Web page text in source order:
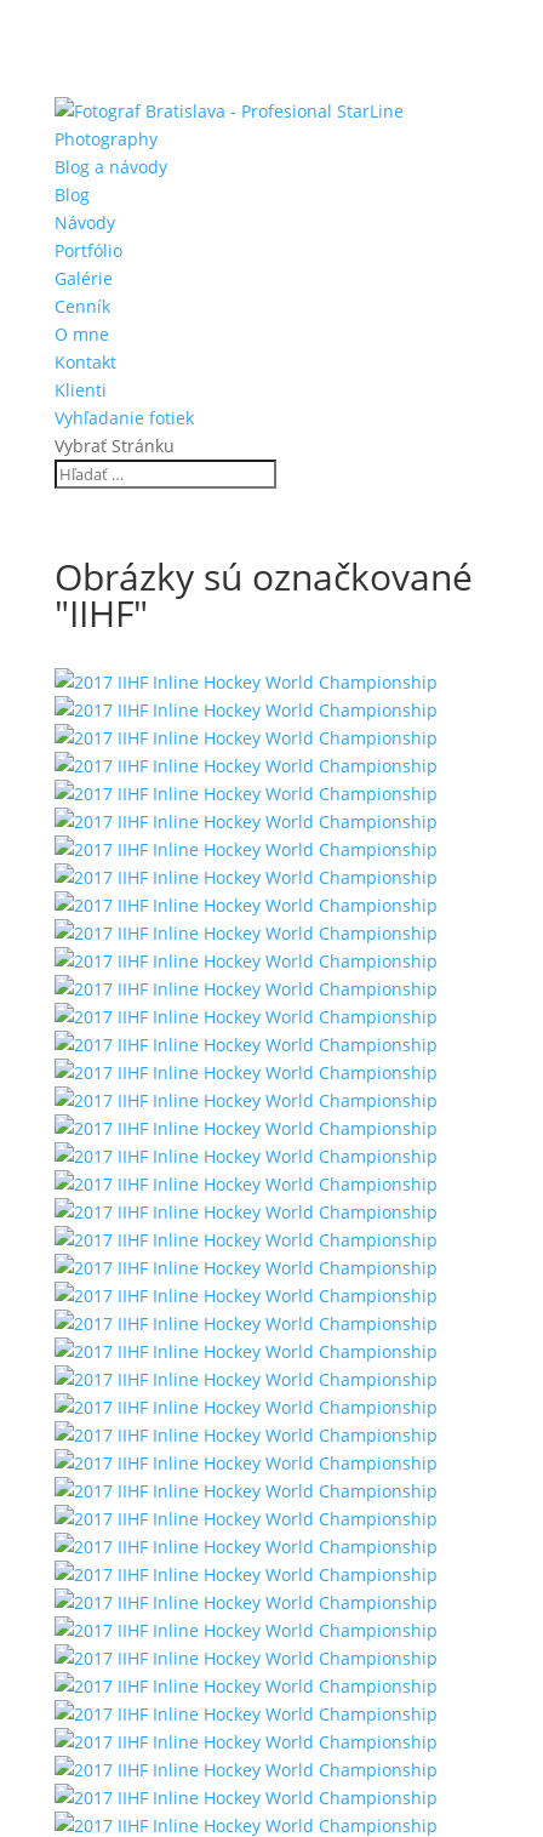
Blog a návody
Blog
Návody
Portfólio
Galérie
Cenník
O mne
Kontakt
Klienti
Vyhľadanie fotiek
Vybrať Stránku
Obrázky sú označkované
"IIHF"